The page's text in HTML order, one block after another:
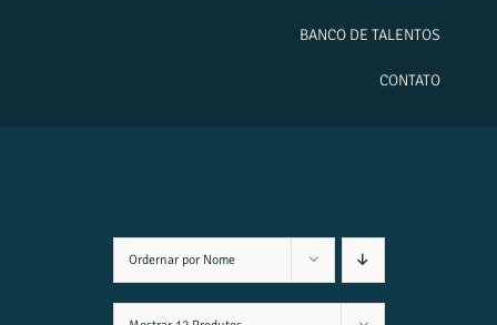
BANCO DE TALENTOS
CONTATO
Ordernar por Nome